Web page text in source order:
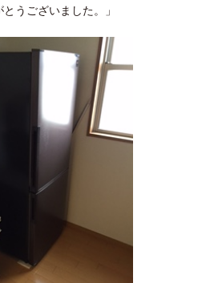
うございました。」